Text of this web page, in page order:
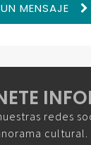
MENSAJE
redes
cultural.